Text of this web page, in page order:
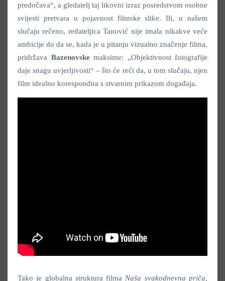
predočava“, a gledatelj taj likovni izraz posredstvom osobne
svijesti pretvara u pojavnost filmske slike. Ili, u našem
slučaju rečeno, redateljica Tanović nije imala nikakve veće
ambicije do da se, kada je u pitanju vizualno značenje filma,
pridržava Bazenovskemaksime: „Objektivnost fotografije
daje snagu uvjerljivosti“ – što će reći da, u tom slučaju, njen
film idealno korespondira s stvarnim prikazom događaja.
Tako je globalna struktura filma Naša svakodnevna priča,